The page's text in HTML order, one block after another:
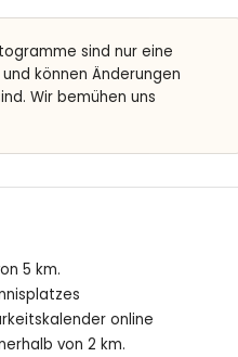
Badezimmersind nur eine
können Änderungen
Wir bemühen uns
5 km.
online
von 2 km.